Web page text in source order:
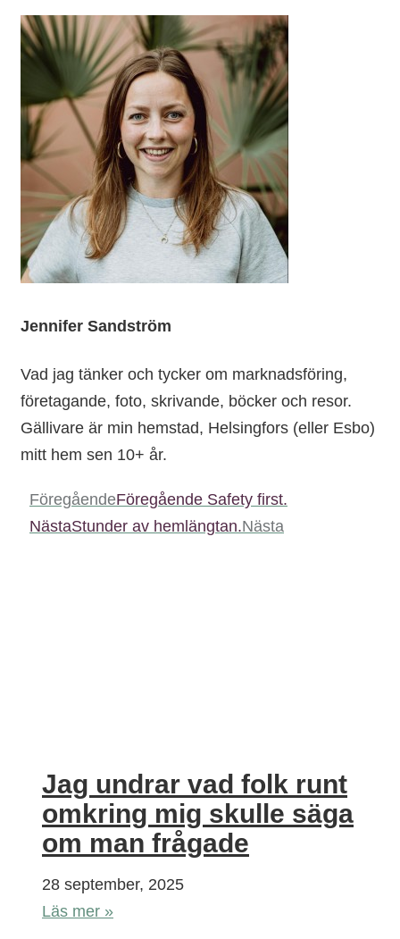
Jennifer Sandström
Vad jag tänker och tycker om marknadsföring,
företagande, foto, skrivande, böcker och resor.
Gällivare är min hemstad, Helsingfors (eller Esbo)
mitt hem sen 10+ år.
FöregåendeFöregående Safety first.
NästaStunder av hemlängtan.Nästa
Jag undrar vad folk runt
omkring mig skulle säga
om man frågade
28 september, 2025
Läs mer »